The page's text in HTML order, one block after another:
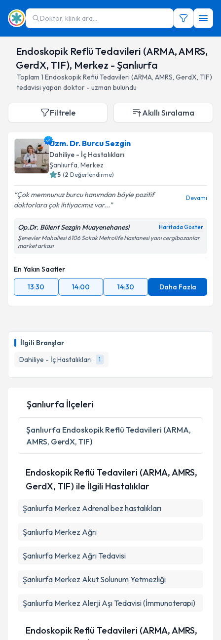
Doktor, klinik ara...
Endoskopik Reflü Tedavileri (ARMA, AMRS,
GerdX, TIF), Merkez - Şanlıurfa
Toplam 1 Endoskopik Reflü Tedavileri (ARMA, AMRS, GerdX, TIF)
tedavisi yapan doktor - uzman bulundu
İlgili Branşlar
Dahiliye - İç Hastalıkları
1
Filtrele Akıllı Sıralama
Uzm. Dr. Burcu Sezgin
Dahiliye - İç Hastalıkları
Şanlıurfa, Merkez
5 (2 Değerlendirme)
Çok memnunuz burcu hanımdan böyle pozitif
doktorlara çok ihtiyacımız var...
Devamı
Op.Dr. Bülent Sezgin Muayenehanesi Haritada Göster
Şenevler Mahallesi 6106 Sokak Metrolife Hastanesi yanı cergibozanlar
market arkası
En Yakın Saatler
13:30
14:00 14:30 Daha Fazla
Şanlıurfa İlçeleri
Şanlıurfa Endoskopik Reflü Tedavileri (ARMA,
AMRS, GerdX, TIF)
Endoskopik Reflü Tedavileri (ARMA, AMRS,
GerdX, TIF) ile İlgili Hastalıklar
Şanlıurfa Merkez Adrenal bez hastalıkları
Şanlıurfa Merkez Ağrı
Şanlıurfa Merkez Ağrı Tedavisi
Şanlıurfa Merkez Akut Solunum Yetmezliği
Şanlıurfa Merkez Alerji Aşı Tedavisi (İmmunoterapi)
Endoskopik Reflü Tedavileri (ARMA, AMRS,